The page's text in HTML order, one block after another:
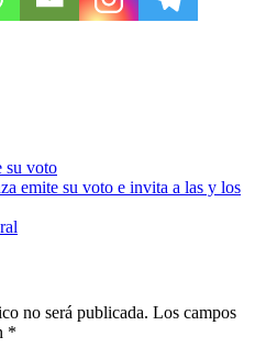
su voto
emite su voto e invita a las y los
no será publicada. Los campos
*